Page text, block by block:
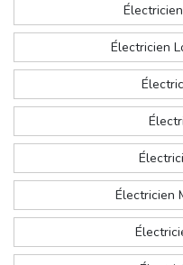
Électricien
Électricien